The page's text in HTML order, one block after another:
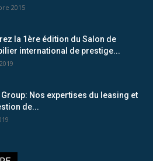
2015
la 1ère édition du Salon de
international de prestige...
Group: Nos expertises du leasing et
de...